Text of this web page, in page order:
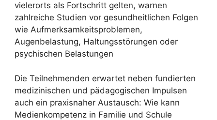
vielerorts als Fortschritt gelten, warnen
zahlreiche Studien vor gesundheitlichen Folgen
wie Aufmerksamkeitsproblemen,
Augenbelastung, Haltungsstörungen oder
psychischen Belastungen
Die Teilnehmenden erwartet neben fundierten
medizinischen und pädagogischen Impulsen
auch ein praxisnaher Austausch: Wie kann
Medienkompetenz in Familie und Schule